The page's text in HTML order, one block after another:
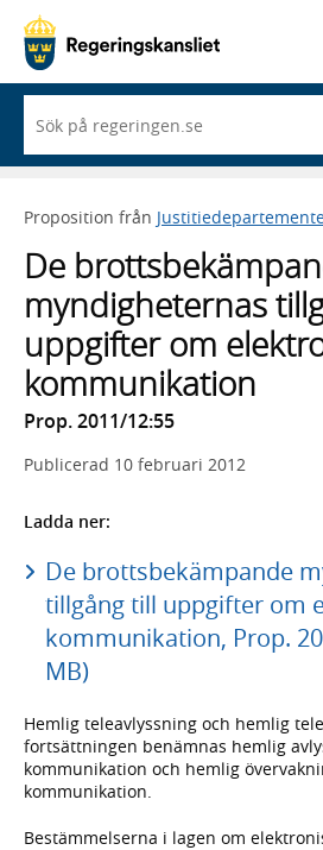
du
börjar
skriva
framträder
lista
med
sökförslag
Proposition från
De
myndigheternas
uppgifter om
kommunikation
Prop. 2011/12:55
Publicerad 10 februari 2012
Ladda ner:
De brottsbekämpande
tillgång till uppgifter om
kommunikation, Prop.
MB)
Hemlig teleavlyssning och hemlig
fortsättningen benämnas hemlig
kommunikation och hemlig
kommunikation.
Bestämmelserna i lagen om